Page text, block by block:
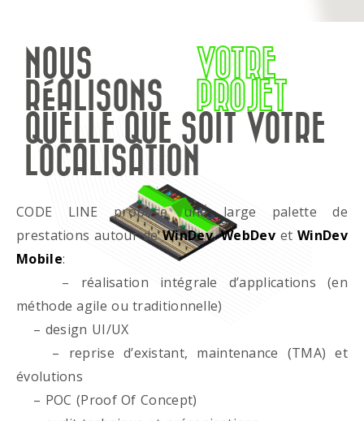
NOUS
RÉALISONS
VOTRE
PROJET
QUELLE QUE SOIT VOTRE
LOCALISATION
CODE LINE propose une large palette de
prestations autour deWinDev,WebDevet WinDev
Mobile:
– réalisation intégrale d’applications (en
méthode agile ou traditionnelle)
– design UI/UX
– reprise d’existant, maintenance (TMA) et
évolutions
– POC (Proof Of Concept)